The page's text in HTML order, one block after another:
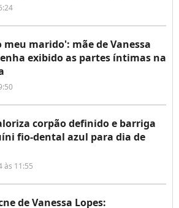
meu marido': mãe de Vanessa
exibido as partes íntimas na
corpão definido e barriga
fio-dental azul para dia de
às 11:55
de Vanessa Lopes: